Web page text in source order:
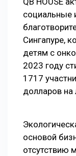
социальные
Сингапуре,
детям с
2023 году
1717
долларов на
основой
отсутствию